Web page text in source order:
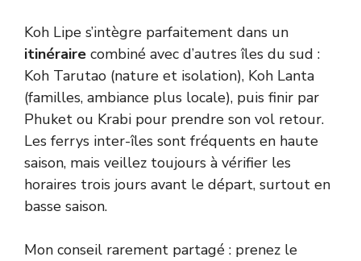
Koh Lipe s’intègre parfaitement dans un
itinéraire combiné avec d’autres îles du sud :
Koh Tarutao (nature et isolation), Koh Lanta
(familles, ambiance plus locale), puis finir par
Phuket ou Krabi pour prendre son vol retour.
Les ferrys inter-îles sont fréquents en haute
saison, mais veillez toujours à vérifier les
horaires trois jours avant le départ, surtout en
basse saison.
Mon conseil rarement partagé : prenez le